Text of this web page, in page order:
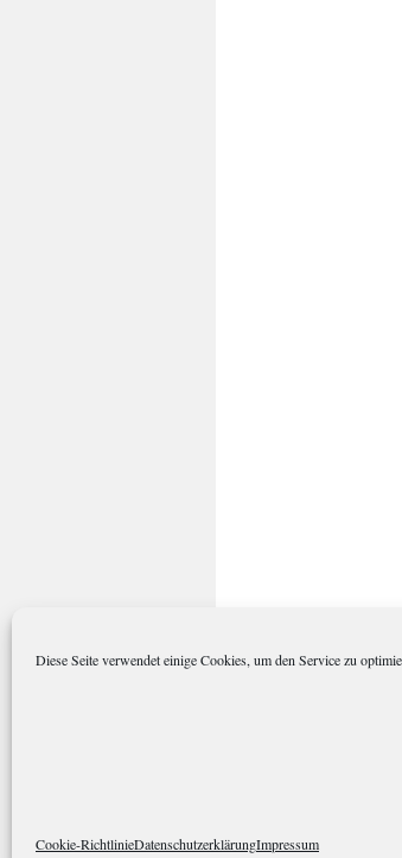
Diese Seite verwendet einige Cookies, um den Service zu
Cookie-RichtlinieDatenschutzerklärungImpressum